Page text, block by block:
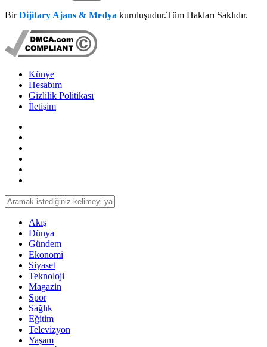
BirDijitary Ajans & Medya kuruluşudur.Tüm Hakları Saklıdır.
Künye
Hesabım
Gizlilik Politikası
İletişim
Akış
Dünya
Gündem
Ekonomi
Siyaset
Teknoloji
Magazin
Spor
Sağlık
Eğitim
Televizyon
Yaşam